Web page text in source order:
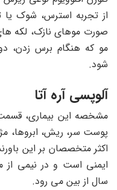
از تجربه استرس، شوک
صورت موهای نازک، لکه
مو که هنگام برس زدن،
شود.
آلوپسی آره آتا
مشخصه این بیماری،
پوست سر، ریش، ابروها،
اکثر متخصصان بر این
ایمنی است و در نیمی از
سال از بین می ‌رود.